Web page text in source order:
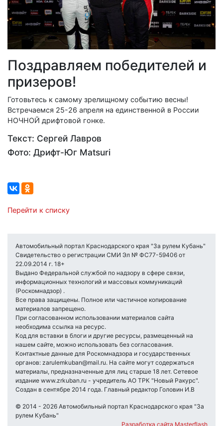
Поздравляем победителей и
призеров!
Готовьтесь к самому зрелищному событию весны!
Встречаемся 25-26 апреля на единственной в России
НОЧНОЙ дрифтовой гонке.
Текст: Сергей Лавров
Фото: Дрифт-Юг Matsuri
Перейти к списку
Автомобильный портал Краснодарского края "За рулем Кубань"
Свидетельство о регистрации СМИ Эл № ФС77-59406 от
22.09.2014 г. 18+
Выдано Федеральной службой по надзору в сфере связи,
информационных технологий и массовых коммуникаций
(Роскомнадзор) .
Все права защищены. Полное или частичное копирование
материалов запрещено.
При согласованном использовании материалов сайта
необходима ссылка на ресурс.
Код для вставки в блоги и другие ресурсы, размещенный на
нашем сайте, можно использовать без согласования.
Контактные данные для Роскомнадзора и государственных
органов: zarulemkuban@mail.ru. На сайте могут содержаться
материалы, предназначенные для лиц старше 18 лет. Сетевое
издание www.zrkuban.ru - учредитель АО ТРК "Новый Ракурс".
Создан в сентябре 2014 года. Главный редактор Головин И.В
© 2014 - 2026 Автомобильный портал Краснодарского края "За
рулем Кубань"
Разработка сайта Masterflash